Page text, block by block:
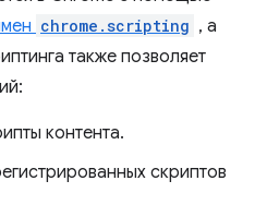
chrome.scripting , а
также позволяет
контента.
скриптов